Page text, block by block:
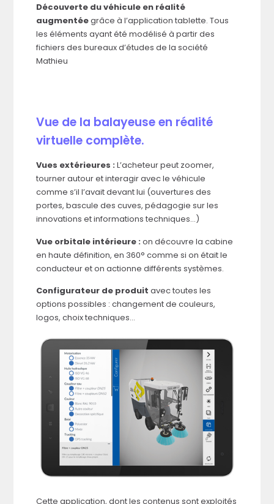
Découverte du véhicule en réalité
augmentéegrâce à l’application tablette. Tous
les éléments ayant été modélisé à partir des
fichiers des bureaux d’études de la société
Mathieu
Vue de la balayeuse en réalité
virtuelle complète.
Vues extérieures :L’acheteur peut zoomer,
tourner autour et interagir avec le véhicule
comme s’il l’avait devant lui (ouvertures des
portes, bascule des cuves, pédagogie sur les
innovations et informations techniques…)
Vue orbitale intérieure :on découvre la cabine
en haute définition, en 360° comme si on était le
conducteur et on actionne différents systèmes.
Configurateur de produit avec toutes les
options possibles : changement de couleurs,
logos, choix techniques…
Cette application, dont les contenus sont exploités